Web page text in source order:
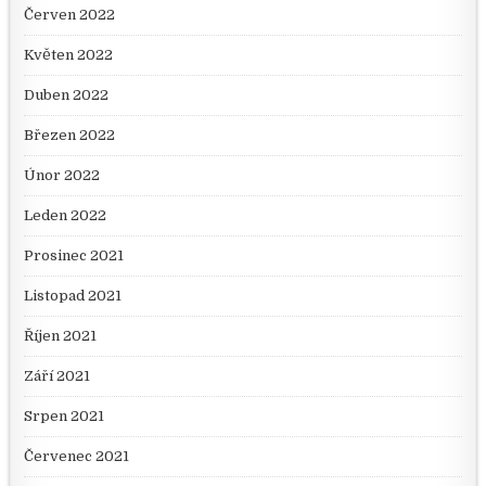
Červen 2022
Květen 2022
Duben 2022
Březen 2022
Únor 2022
Leden 2022
Prosinec 2021
Listopad 2021
Říjen 2021
Září 2021
Srpen 2021
Červenec 2021